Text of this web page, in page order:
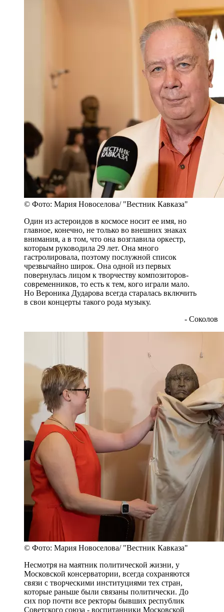
© Фото: Мария Новоселова/ "Вестник Кавказа"
Один из астероидов в космосе носит ее имя, но
главное, конечно, не только во внешних знаках
внимания, а в том, что она возглавила оркестр,
которым руководила 29 лет. Она много
гастролировала, поэтому послужной список
чрезвычайно широк. Она одной из первых
повернулась лицом к творчеству композиторов-
современников, то есть к тем, кого играли мало.
Но Вероника Дударова всегда старалась включить
в свои концерты такого рода музыку.
- Соколов
© Фото: Мария Новоселова/ "Вестник Кавказа"
Несмотря на маятник политической жизни, у
Московской консерватории, всегда сохраняются
связи с творческими институциями тех стран,
которые раньше были связаны политически. До
сих пор почти все ректоры бывших республик
Советского союза - воспитанники Московской